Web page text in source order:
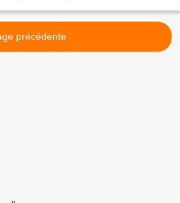
précédente